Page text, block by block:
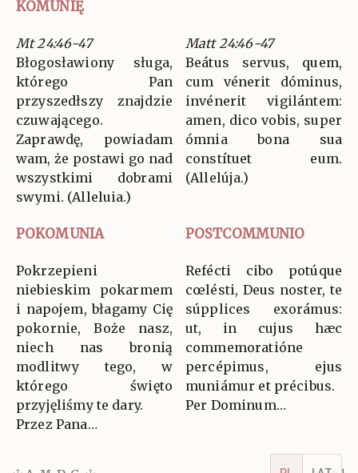
KOMUNIĘ
Mt 24:46-47
Błogosławiony sługa,
którego Pan
przyszedłszy znajdzie
czuwającego.
Zaprawdę, powiadam
wam, że postawi go nad
wszystkimi dobrami
swymi. (Alleluia.)
Matt 24:46-47
Beátus servus, quem,
cum vénerit dóminus,
invénerit vigilántem:
amen, dico vobis, super
ómnia bona sua
constítuet eum.
(Allelúja.)
POKOMUNIA POSTCOMMUNIO
Pokrzepieni
niebieskim pokarmem
i napojem, błagamy Cię
pokornie, Boże nasz,
niech nas bronią
modlitwy tego, w
którego święto
przyjęliśmy te dary.
Przez Pana…
Refécti cibo potúque
cœlésti, Deus noster, te
súpplices exorámus:
ut, in cujus hæc
commemoratióne
percépimus, ejus
muniámur et précibus.
Per Dominum…